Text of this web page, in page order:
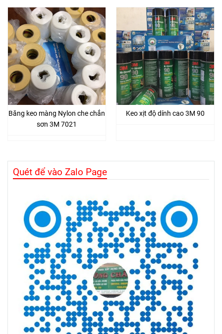
Băng keo màng Nylon che chắn
sơn 3M 7021
Keo xịt độ dính cao 3M 90
Quét để vào Zalo Page